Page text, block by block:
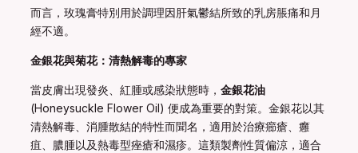
而言，玫瑰膏特別用於調理因肝氣鬱結所致的乳房脹痛和月
經不適。
金銀花與菊花：清熱解毒的專家
當皮膚出現發炎、紅腫或感染狀態時， 金銀花油
(Honeysuckle Flower Oil) 便成為重要的對策。金銀花以其
清熱解毒、消腫散結的特性而聞名，適用於治療癤瘡、癰
疽、膿腫以及熱毒型痤瘡和濕疹。這類製劑性質偏涼，適合